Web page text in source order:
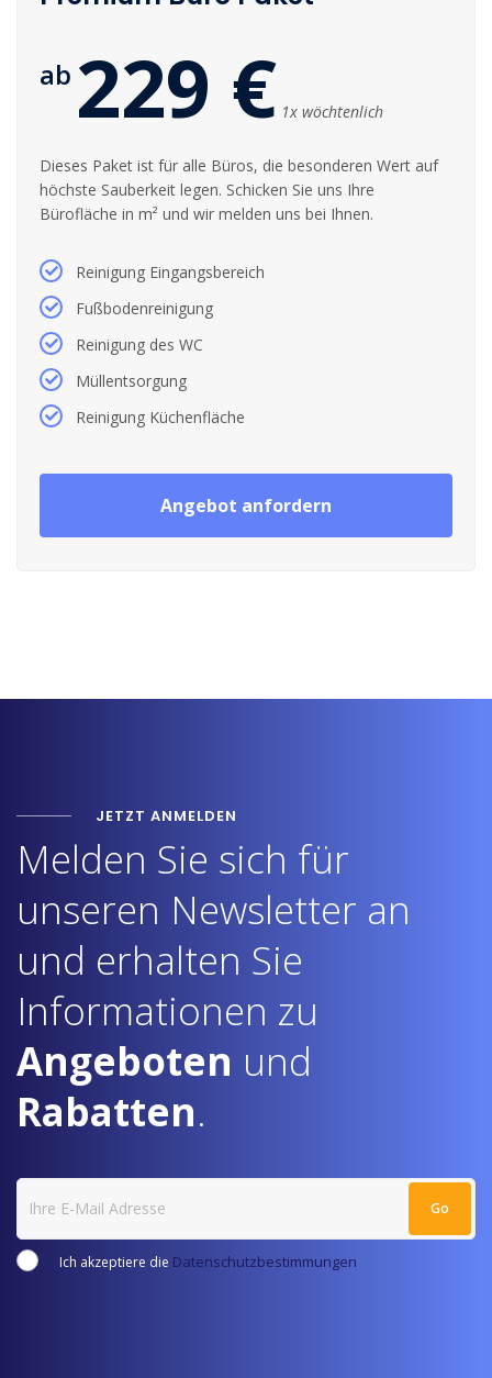
ab 229 € 1x wöchtenlich
Dieses Paket ist für alle Büros, die besonderen Wert auf
höchste Sauberkeit legen. Schicken Sie uns Ihre
Bürofläche in m² und wir melden uns bei Ihnen.
Reinigung Eingangsbereich
Fußbodenreinigung
Reinigung des WC
Müllentsorgung
Reinigung Küchenfläche
Angebot anfordern
JETZT ANMELDEN
Melden Sie sich für
unseren Newsletter an
und erhalten Sie
Informationen zu
Angeboten und
Rabatten.
Ich akzeptiere die Datenschutzbestimmungen